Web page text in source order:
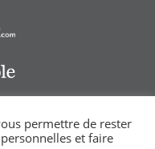
permettre de rester
et faire